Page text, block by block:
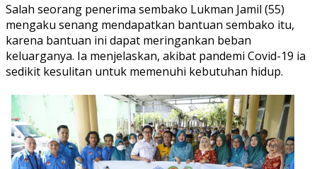
Salah seorang penerima sembako Lukman Jamil (55)
mengaku senang mendapatkan bantuan sembako itu,
karena bantuan ini dapat meringankan beban
keluarganya. Ia menjelaskan, akibat pandemi Covid-19 ia
sedikit kesulitan untuk memenuhi kebutuhan hidup.